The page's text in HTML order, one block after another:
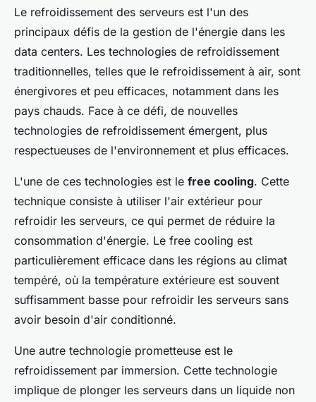
Le refroidissement des serveurs est l'un des
principaux défis de la gestion de l'énergie dans les
data centers. Les technologies de refroidissement
traditionnelles, telles que le refroidissement à air, sont
énergivores et peu efficaces, notamment dans les
pays chauds. Face à ce défi, de nouvelles
technologies de refroidissement émergent, plus
respectueuses de l'environnement et plus efficaces.
L'une de ces technologies est le free cooling. Cette
technique consiste à utiliser l'air extérieur pour
refroidir les serveurs, ce qui permet de réduire la
consommation d'énergie. Le free cooling est
particulièrement efficace dans les régions au climat
tempéré, où la température extérieure est souvent
suffisamment basse pour refroidir les serveurs sans
avoir besoin d'air conditionné.
Une autre technologie prometteuse est le
refroidissement par immersion. Cette technologie
implique de plonger les serveurs dans un liquide non